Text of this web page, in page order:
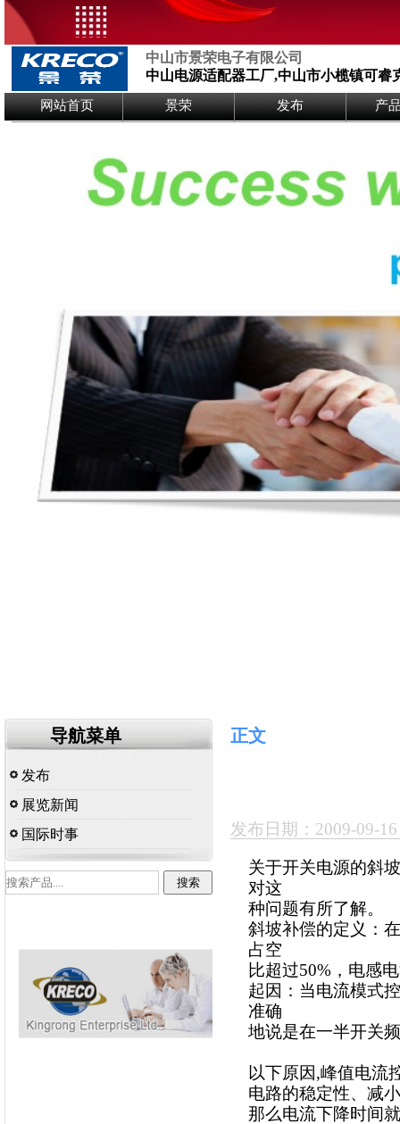
Logo Picture
中山市景荣电子有限公司
中山电源适配器工厂,中山市小榄镇可睿
网站首页 景荣 发布 产
导航菜单
发布
展览新闻
国际时事
正文
发布日期：2009-09-
关于开关电源的斜
对这
种问题有所了解。
斜坡补偿的定义：
占空
比超过50%，电感
起因：当电流模式
准确
地说是在一半开关
以下原因,峰值电流
电路的稳定性、减
那么电流下降时间